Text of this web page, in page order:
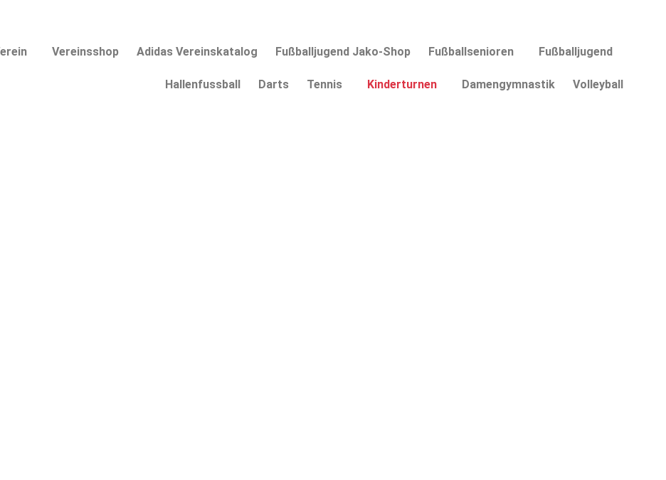
Vereinsshop Adidas Vereinskatalog Fußballjugend Jako-Shop Fußballsenioren Fußballjugend
Hallenfussball Darts Tennis Kinderturnen Damengymnastik Volleyball